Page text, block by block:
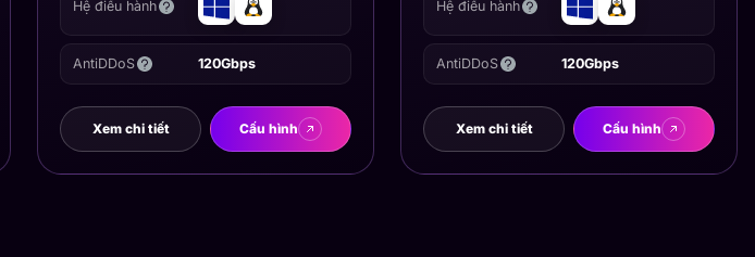
Hệ điều hành
AntiDDoS 120Gbps
Xem chi tiết Cấu hình
Hệ điều hành
AntiDDoS 120Gbps
Xem chi tiết Cấu hình